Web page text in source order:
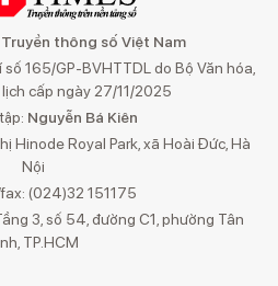
thông số Việt Nam
165/GP-BVHTTDL do Bộ Văn hóa,
cấp ngày 27/11/2025
Nguyễn Bá Kiên
Hinode Royal Park, xã Hoài Đức, Hà
Nội
(024)32 151175
3, số 54, đường C1, phường Tân
TP.HCM